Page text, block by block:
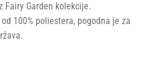
Garden kolekcije.
100% poliestera, pogodna je za